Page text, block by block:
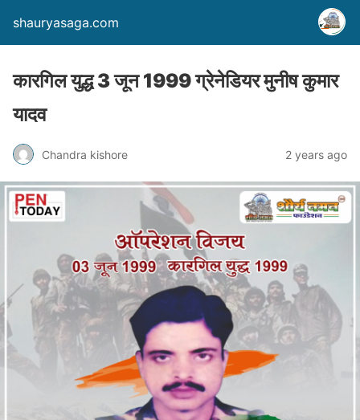
shauryasaga.com
कारगिल युद्ध 3 जून 1999 ग्रेनेडियर मुनीष कुमार
यादव
Chandra kishore 2 years ago